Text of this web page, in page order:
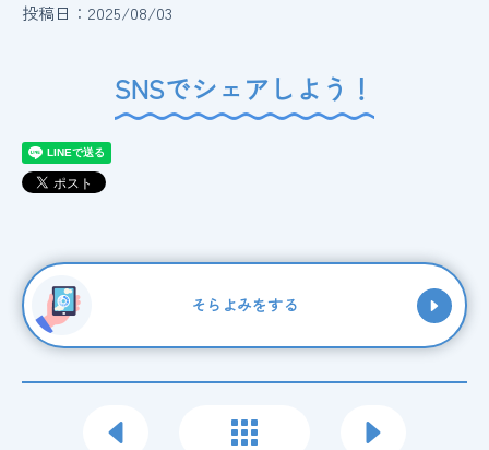
投稿日：2025/08/03
SNSでシェアしよう！
そらよみをする